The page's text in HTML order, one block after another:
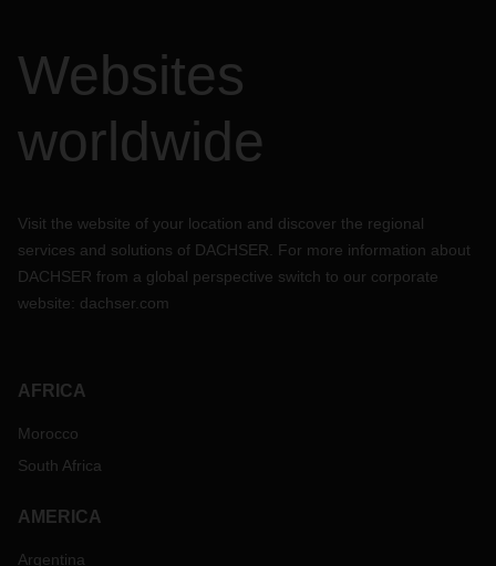
Websites
worldwide
Visit the website of your location and discover the regional
services and solutions of DACHSER. For more information about
DACHSER from a global perspective switch to our corporate
website: dachser.com
AFRICA
Morocco
South Africa
AMERICA
Argentina